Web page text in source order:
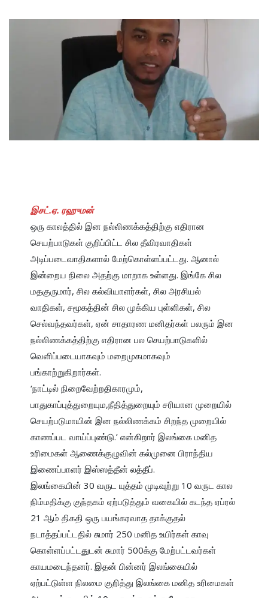
இசட்.ஏ. ரஹுமன்
ஒரு காலத்தில் இன நல்லிணக்கத்திற்கு எதிரான
செயற்பாடுகள் குறிப்பிட்ட சில தீவிரவாதிகள்
அடிப்படைவாதிகளால் மேற்கொள்ளப்பட்டது. ஆனால்
இன்றைய நிலை அதற்கு மாறாக உள்ளது. இங்கே சில
மதகுருமார், சில கல்வியாளர்கள், சில அரசியல்
வாதிகள், சமூகத்தின் சில முக்கிய புள்ளிகள், சில
செல்வந்தவர்கள், ஏன் சாதாரண மனிதர்கள் பலரும் இன
நல்லிணக்கத்திற்கு எதிரான பல செயற்பாடுகளில்
வெளிப்படையாகவும் மறைமுகமாகவும்
பங்காற்றுகிறார்கள்.
‘நாட்டில் நிறைவேற்றதிகாரமும்,
பாதுகாப்புத்துறையும,நீதித்துறையும் சரியான முறையில்
செயற்படுமாயின் இன நல்லிணக்கம் சிறந்த முறையில்
காணப்பட வாய்ப்புண்டு.’ என்கிறார் இலங்கை மனித
உரிமைகள் ஆணைக்குழுவின் கல்முனை பிராந்திய
இணைப்பாளர் இஸ்ஸத்தீன் லத்தீப்.
இலங்கையின் 30 வருட யுத்தம் முடிவுற்று 10 வருட கால
நிம்மதிக்கு குந்தகம் ஏற்படுத்தும் வகையில் கடந்த ஏப்ரல்
21 ஆம் திகதி ஒரு பயங்கரவாத தாக்குதல்
நடாத்தப்பட்டதில் சுமார் 250 மனித உயிர்கள் காவு
கொள்ளப்பட்டதுடன் சுமார் 500க்கு மேற்பட்டவர்கள்
காயமடைந்தனர். இதன் பின்னர் இலங்கையில்
ஏற்பட்டுள்ள நிலமை குறித்து இலங்கை மனித உரிமைகள்